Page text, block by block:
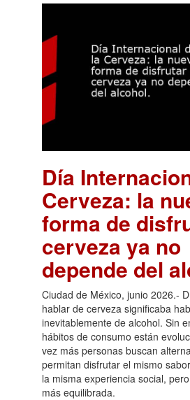
Día
Cerveza: la
forma de
cerveza ya no
depende del
Ciudad de México, junio 2026.-
hablar de cerveza significaba
inevitablemente de alcohol. Sin
hábitos de consumo están
vez más personas buscan
permitan disfrutar el mismo
la misma experiencia social,
más equilibrada.